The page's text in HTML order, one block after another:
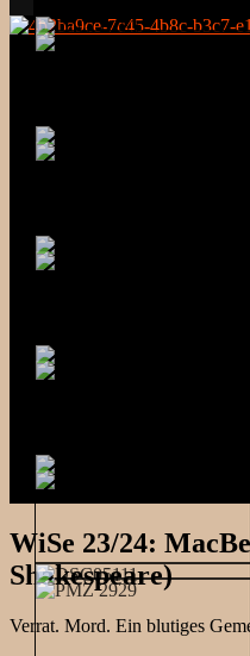
WiSe 23/24:
Shakespeare)
Verrat. Mord. Ein blutiges